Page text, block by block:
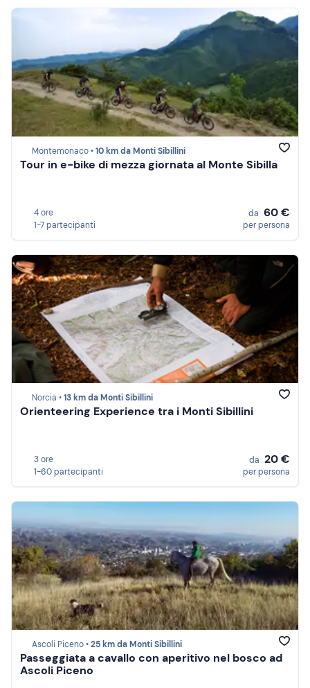
Montemonaco •10 km da Monti Sibillini
Tour in e-bike di mezza giornata al Monte Sibilla
4 ore
1-7 partecipanti
da 60 €
per persona
Norcia •13 km da Monti Sibillini
Orienteering Experience tra i Monti Sibillini
3 ore
1-60 partecipanti
da 20 €
per persona
Ascoli Piceno •25 km da Monti Sibillini
Passeggiata a cavallo con aperitivo nel bosco ad
Ascoli Piceno